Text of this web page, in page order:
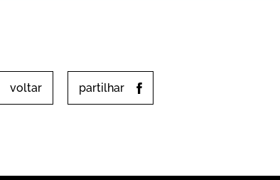
voltar partilhar